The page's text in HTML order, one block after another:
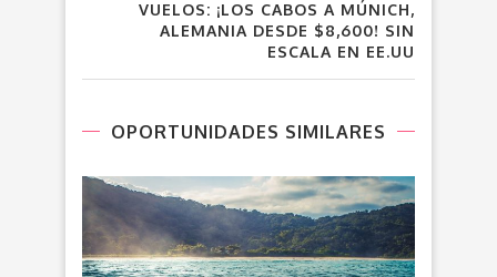
VUELOS: ¡LOS CABOS A MÚNICH,
ALEMANIA DESDE $8,600! SIN
ESCALA EN EE.UU
OPORTUNIDADES SIMILARES